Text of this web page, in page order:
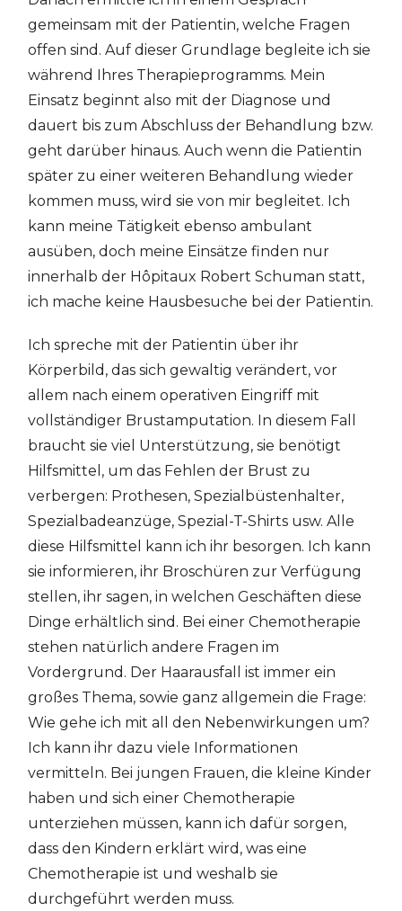
gemeinsam mit der Patientin, welche Fragen
offen sind. Auf dieser Grundlage begleite ich sie
während Ihres Therapieprogramms. Mein
Einsatz beginnt also mit der Diagnose und
dauert bis zum Abschluss der Behandlung bzw.
geht darüber hinaus. Auch wenn die Patientin
später zu einer weiteren Behandlung wieder
kommen muss, wird sie von mir begleitet. Ich
kann meine Tätigkeit ebenso ambulant
ausüben, doch meine Einsätze finden nur
innerhalb der Hôpitaux Robert Schuman statt,
ich mache keine Hausbesuche bei der Patientin.
Ich spreche mit der Patientin über ihr
Körperbild, das sich gewaltig verändert, vor
allem nach einem operativen Eingriff mit
vollständiger Brustamputation. In diesem Fall
braucht sie viel Unterstützung, sie benötigt
Hilfsmittel, um das Fehlen der Brust zu
verbergen: Prothesen, Spezialbüstenhalter,
Spezialbadeanzüge, Spezial-T-Shirts usw. Alle
diese Hilfsmittel kann ich ihr besorgen. Ich kann
sie informieren, ihr Broschüren zur Verfügung
stellen, ihr sagen, in welchen Geschäften diese
Dinge erhältlich sind. Bei einer Chemotherapie
stehen natürlich andere Fragen im
Vordergrund. Der Haarausfall ist immer ein
großes Thema, sowie ganz allgemein die Frage:
Wie gehe ich mit all den Nebenwirkungen um?
Ich kann ihr dazu viele Informationen
vermitteln. Bei jungen Frauen, die kleine Kinder
haben und sich einer Chemotherapie
unterziehen müssen, kann ich dafür sorgen,
dass den Kindern erklärt wird, was eine
Chemotherapie ist und weshalb sie
durchgeführt werden muss.